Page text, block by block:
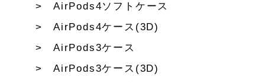
AirPods4ソフトケース
AirPods4ケース(3D)
AirPods3ケース
AirPods3ケース(3D)